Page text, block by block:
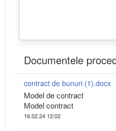
Documentele
contract de bunuri (1).docx
Model de сontract
Model contract
16.02.24 12:02